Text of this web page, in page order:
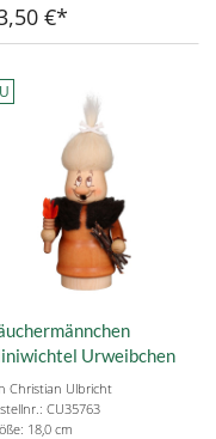
€
Urweibchen
Christian Ulbricht
CU35763
18,0 cm